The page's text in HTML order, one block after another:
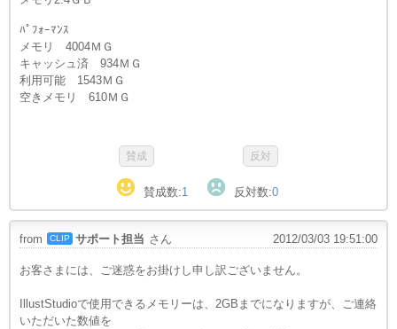
ﾊﾟﾌｫｰﾏﾝｽ
メモリ 4004ＭＧ
キャッシュ済 934ＭＧ
利用可能 1543ＭＧ
空きメモリ 610ＭＧ
賛成数:1 反対数:0
from CLIP サポート担当 さん 2012/03/03 19:51:00
お客さまには、ご迷惑をお掛けし申し訳ございません。
IllustStudioで使用できるメモリーは、2GBまでになりますが、ご連絡
いただいた数値を